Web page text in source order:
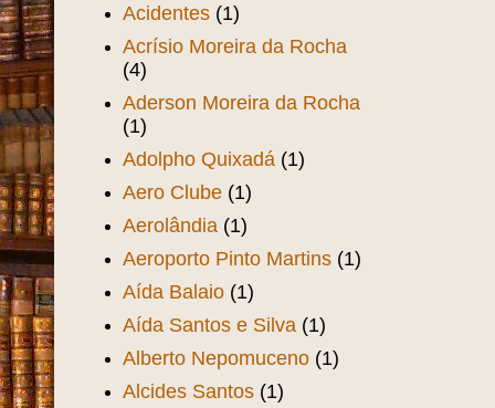
Acidentes (1)
Acrísio Moreira da Rocha
(4)
Aderson Moreira da Rocha
(1)
Adolpho Quixadá (1)
Aero Clube (1)
Aerolândia (1)
Aeroporto Pinto Martins (1)
Aída Balaio (1)
Aída Santos e Silva (1)
Alberto Nepomuceno (1)
Alcides Santos (1)